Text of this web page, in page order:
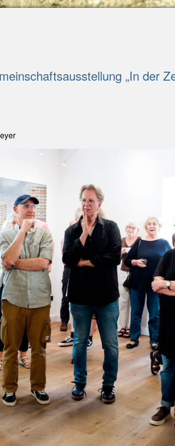
„In der